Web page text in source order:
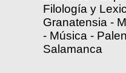
Filología y
Granatensia -
- Música -
Salamanca